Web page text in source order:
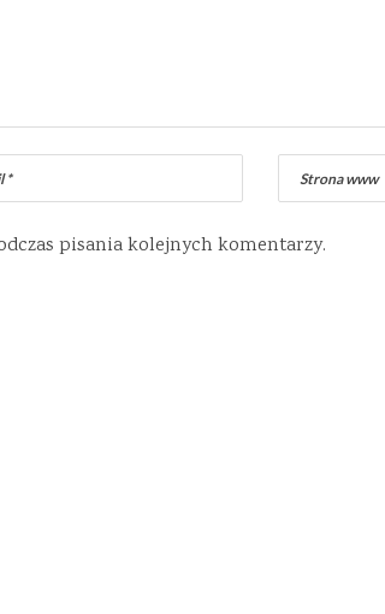
pisania kolejnych komentarzy.